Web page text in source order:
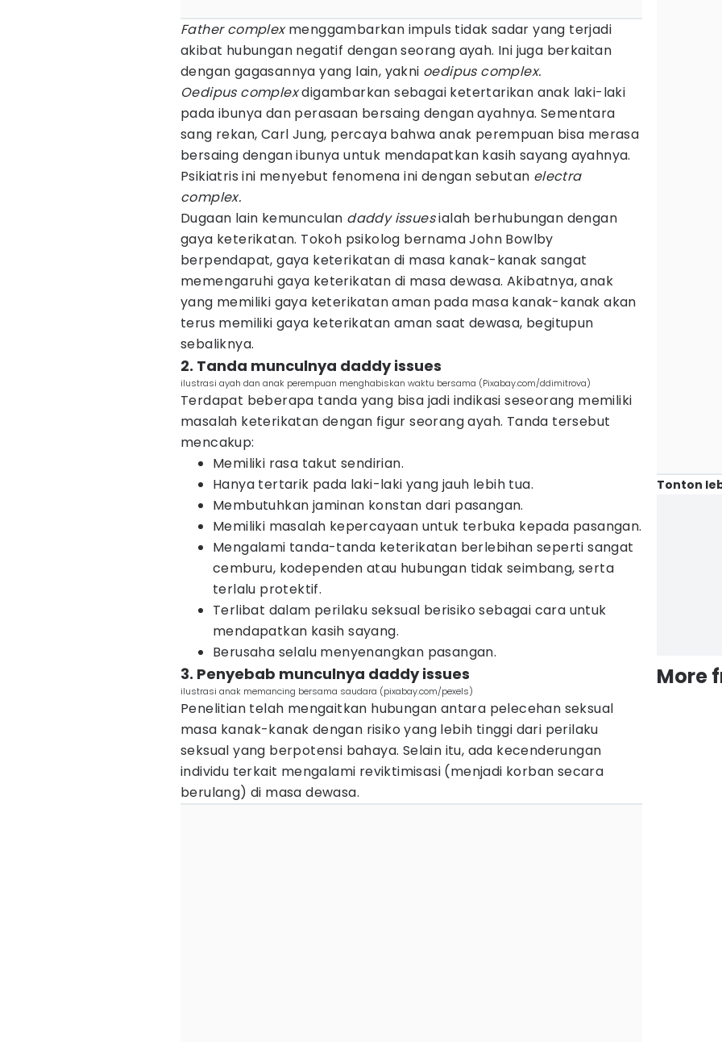
Father complexmenggambarkan impuls tidak sadar yang terjadi
akibat hubungan negatif dengan seorang ayah. Ini juga berkaitan
dengan gagasannya yang lain, yakni oedipus complex.
Oedipus complexdigambarkan sebagai ketertarikan anak laki-laki
pada ibunya dan perasaan bersaing dengan ayahnya. Sementara
sang rekan, Carl Jung, percaya bahwa anak perempuan bisa merasa
bersaing dengan ibunya untuk mendapatkan kasih sayang ayahnya.
Psikiatris ini menyebut fenomena ini dengan sebutan electra
complex.
Dugaan lain kemunculan daddy issuesialah berhubungan dengan
gaya keterikatan. Tokoh psikolog bernama John Bowlby
berpendapat, gaya keterikatan di masa kanak-kanak sangat
memengaruhi gaya keterikatan di masa dewasa. Akibatnya, anak
yang memiliki gaya keterikatan aman pada masa kanak-kanak akan
terus memiliki gaya keterikatan aman saat dewasa, begitupun
sebaliknya.
2. Tanda munculnya daddy issues
ilustrasi ayah dan anak perempuan menghabiskan waktu bersama (Pixabay.com/ddimitrova)
Terdapat beberapa tanda yang bisa jadi indikasi seseorang memiliki
masalah keterikatan dengan figur seorang ayah. Tanda tersebut
mencakup:
Memiliki rasa takut sendirian.
Hanya tertarik pada laki-laki yang jauh lebih tua.
Membutuhkan jaminan konstan dari pasangan.
Memiliki masalah kepercayaan untuk terbuka kepada pasangan.
Mengalami tanda-tanda keterikatan berlebihan seperti sangat
cemburu, kodependen atau hubungan tidak seimbang, serta
terlalu protektif.
Terlibat dalam perilaku seksual berisiko sebagai cara untuk
mendapatkan kasih sayang.
Berusaha selalu menyenangkan pasangan.
3. Penyebab munculnya daddy issues
ilustrasi anak memancing bersama saudara (pixabay.com/pexels)
Penelitian telah mengaitkan hubungan antara pelecehan seksual
masa kanak-kanak dengan risiko yang lebih tinggi dari perilaku
seksual yang berpotensi bahaya. Selain itu, ada kecenderungan
individu terkait mengalami reviktimisasi (menjadi korban secara
berulang) di masa dewasa.
Tonton
More